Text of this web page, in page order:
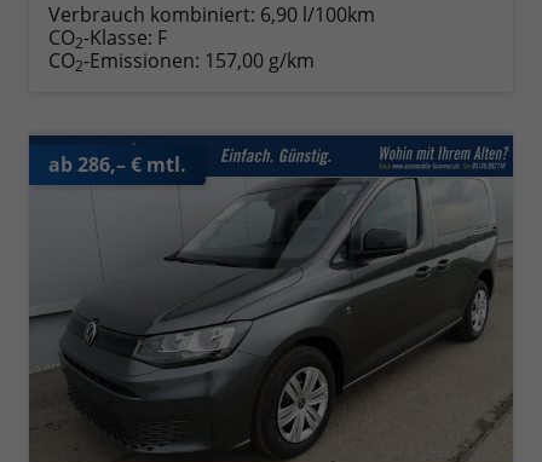
Verbrauch kombiniert: 6,90 l/100km
CO2-Klasse: F
CO2-Emissionen: 157,00 g/km
ab 286,– € mtl.